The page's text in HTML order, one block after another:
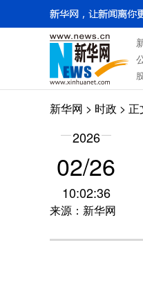
新华网 > 时政 > 正
2026
02/26
10:02:36
来源：新华网